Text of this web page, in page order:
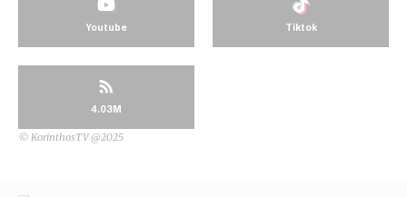
Youtube Tiktok
4.03M
© KorinthosTV @2025